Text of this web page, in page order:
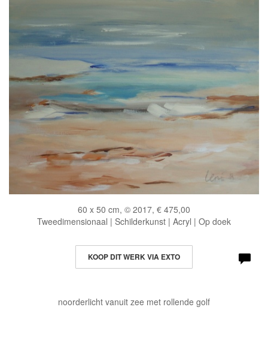
60 x 50 cm, © 2017, € 475,00
Tweedimensionaal | Schilderkunst | Acryl | Op doek
KOOP DIT WERK VIA EXTO
noorderlicht vanuit zee met rollende golf